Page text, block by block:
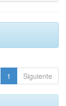
1 Siguiente